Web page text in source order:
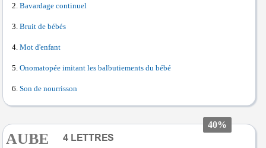
Bavardage continuel
Bruit de bébés
Mot d'enfant
Onomatopée imitant les balbutiements du bébé
Son de nourrisson
40%
AUBE